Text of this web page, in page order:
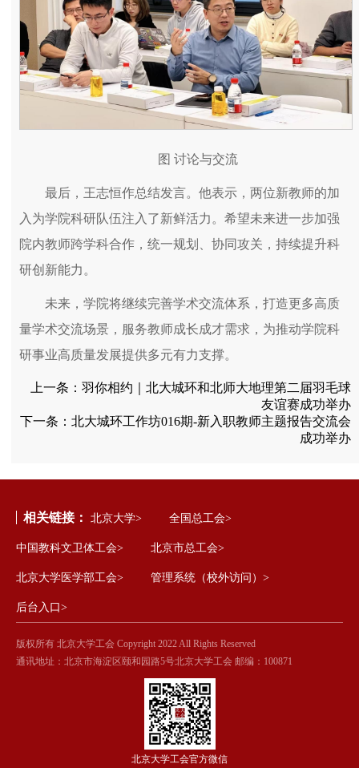
图 讨论与交流
最后，王志恒作总结发言。他表示，两位新教师的加
入为学院科研队伍注入了新鲜活力。希望未来进一步加强
院内教师跨学科合作，统一规划、协同攻关，持续提升科
研创新能力。
未来，学院将继续完善学术交流体系，打造更多高质
量学术交流场景，服务教师成长成才需求，为推动学院科
研事业高质量发展提供多元有力支撑。
上一条： 羽你相约｜北大城环和北师大地理第二届羽毛球
友谊赛成功举办
下一条： 北大城环工作坊016期-新入职教师主题报告交流会
成功举办
相关链接： 北京大学> 全国总工会>
中国教科文卫体工会> 北京市总工会>
北京大学医学部工会> 管理系统（校外访问）>
后台入口>
版权所有 北京大学工会 Copyright 2022 All Rights Reserved
通讯地址：北京市海淀区颐和园路5号北京大学工会 邮编：100871
北京大学工会官方微信